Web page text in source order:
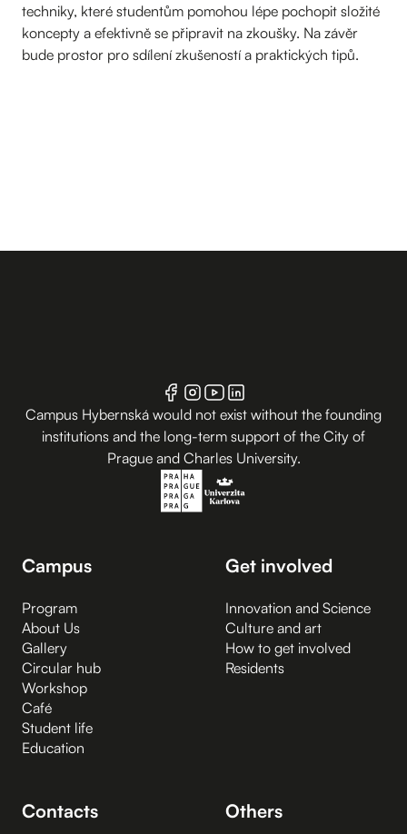
techniky, které studentům pomohou lépe pochopit složité
koncepty a efektivně se připravit na zkoušky. Na závěr
bude prostor pro sdílení zkušeností a praktických tipů.
Campus Hybernská would not exist without the founding
institutions and the long-term support of the City of
Prague and Charles University.
Campus
Program
About Us
Gallery
Circular hub
Workshop
Café
Student life
Education
Get involved
Innovation and Science
Culture and art
How to get involved
Residents
Contacts Others